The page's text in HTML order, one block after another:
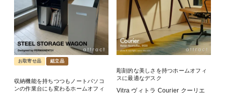
お取寄せ品 組立品
収納機能を持ちつつもノートパソコ
ンの作業台にも変わるホームオフィ
彫刻的な美しさを持つホームオフィ
スに最適なデスク
Vitra ヴィトラ Courier クーリエ